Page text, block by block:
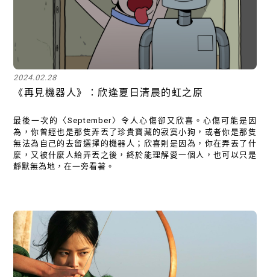
2024.02.28
《再見機器人》：欣逢夏日清晨的虹之原
最後一次的〈September〉令人心傷卻又欣喜。心傷可能是因
為，你曾經也是那隻弄丟了珍貴寶藏的寂寞小狗，或者你是那隻
無法為自己的去留選擇的機器人；欣喜則是因為，你在弄丟了什
麼，又被什麼人給弄丟之後，終於能理解愛一個人，也可以只是
靜默無為地，在一旁看著。